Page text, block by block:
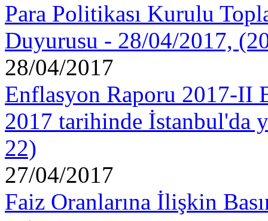
Para Politikası Kurulu
Duyurusu - 28/04/2017,
28/04/2017
Enflasyon Raporu 2017-II
2017 tarihinde İstanbul'da
22)
27/04/2017
Faiz Oranlarına İlişkin